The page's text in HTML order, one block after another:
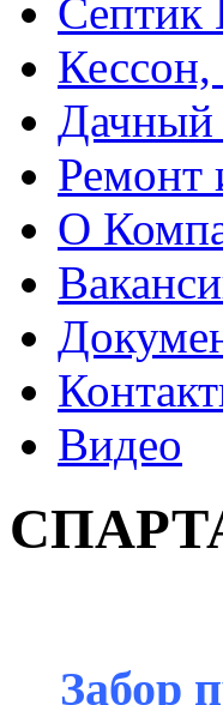
Дачный
Ремонт
О
Видео
Забор